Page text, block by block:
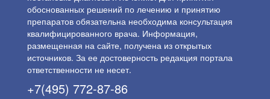
обоснованных решений по лечению и принятию
препаратов обязательна необходима консультация
квалифицированного врача. Информация,
размещенная на сайте, получена из открытых
источников. За ее достоверность редакция портала
ответственности не несет.
+7(495) 772-87-86